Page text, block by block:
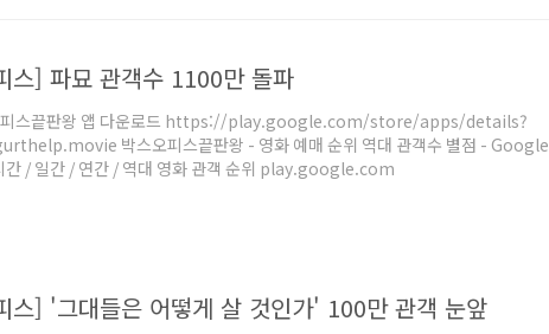
스] 파묘 관객수 1100만 돌파
피스끝판왕 앱 다운로드 https://play.google.com/store/apps/details?
박스오피스끝판왕 - 영화 예매 순위 역대 관객수 별점 - Google
간 / 일간 / 연간 / 역대 영화 관객 순위 play.google.com
스] '그대들은 어떻게 살 것인가' 100만 관객 눈앞